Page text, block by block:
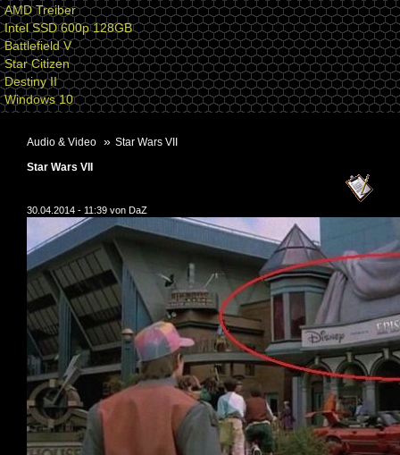
AMD Treiber
Intel SSD 600p 128GB
Battlefield V
Star Citizen
Destiny II
Windows 10
Audio & Video
Star Wars VII
Star Wars VII
30.04.2014 - 11:39 von DaZ